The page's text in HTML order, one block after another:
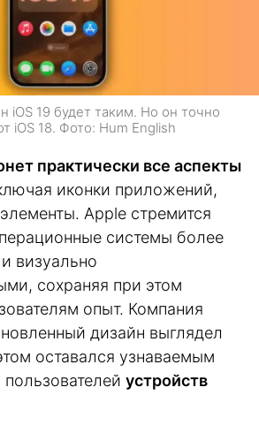
iOS 19 будет таким. Но он точно
iOS 18. Фото: Hum English
практически все аспекты
иконки приложений,
Apple стремится
системы более
визуально
сохраняя при этом
опыт. Компания
дизайн выглядел
оставался узнаваемым
устройств